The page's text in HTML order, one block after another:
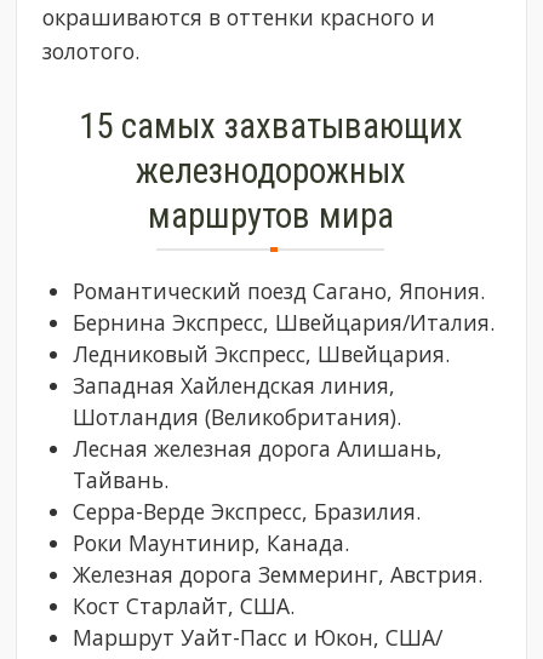
окрашиваются в оттенки красного и
золотого.
15 самых захватывающих
железнодорожных
маршрутов мира
Романтический поезд Сагано, Япония.
Бернина Экспресс, Швейцария/Италия.
Ледниковый Экспресс, Швейцария.
Западная Хайлендская линия,
Шотландия (Великобритания).
Лесная железная дорога Алишань,
Тайвань.
Серра-Верде Экспресс, Бразилия.
Роки Маунтинир, Канада.
Железная дорога Земмеринг, Австрия.
Кост Старлайт, США.
Маршрут Уайт-Пасс и Юкон, США/